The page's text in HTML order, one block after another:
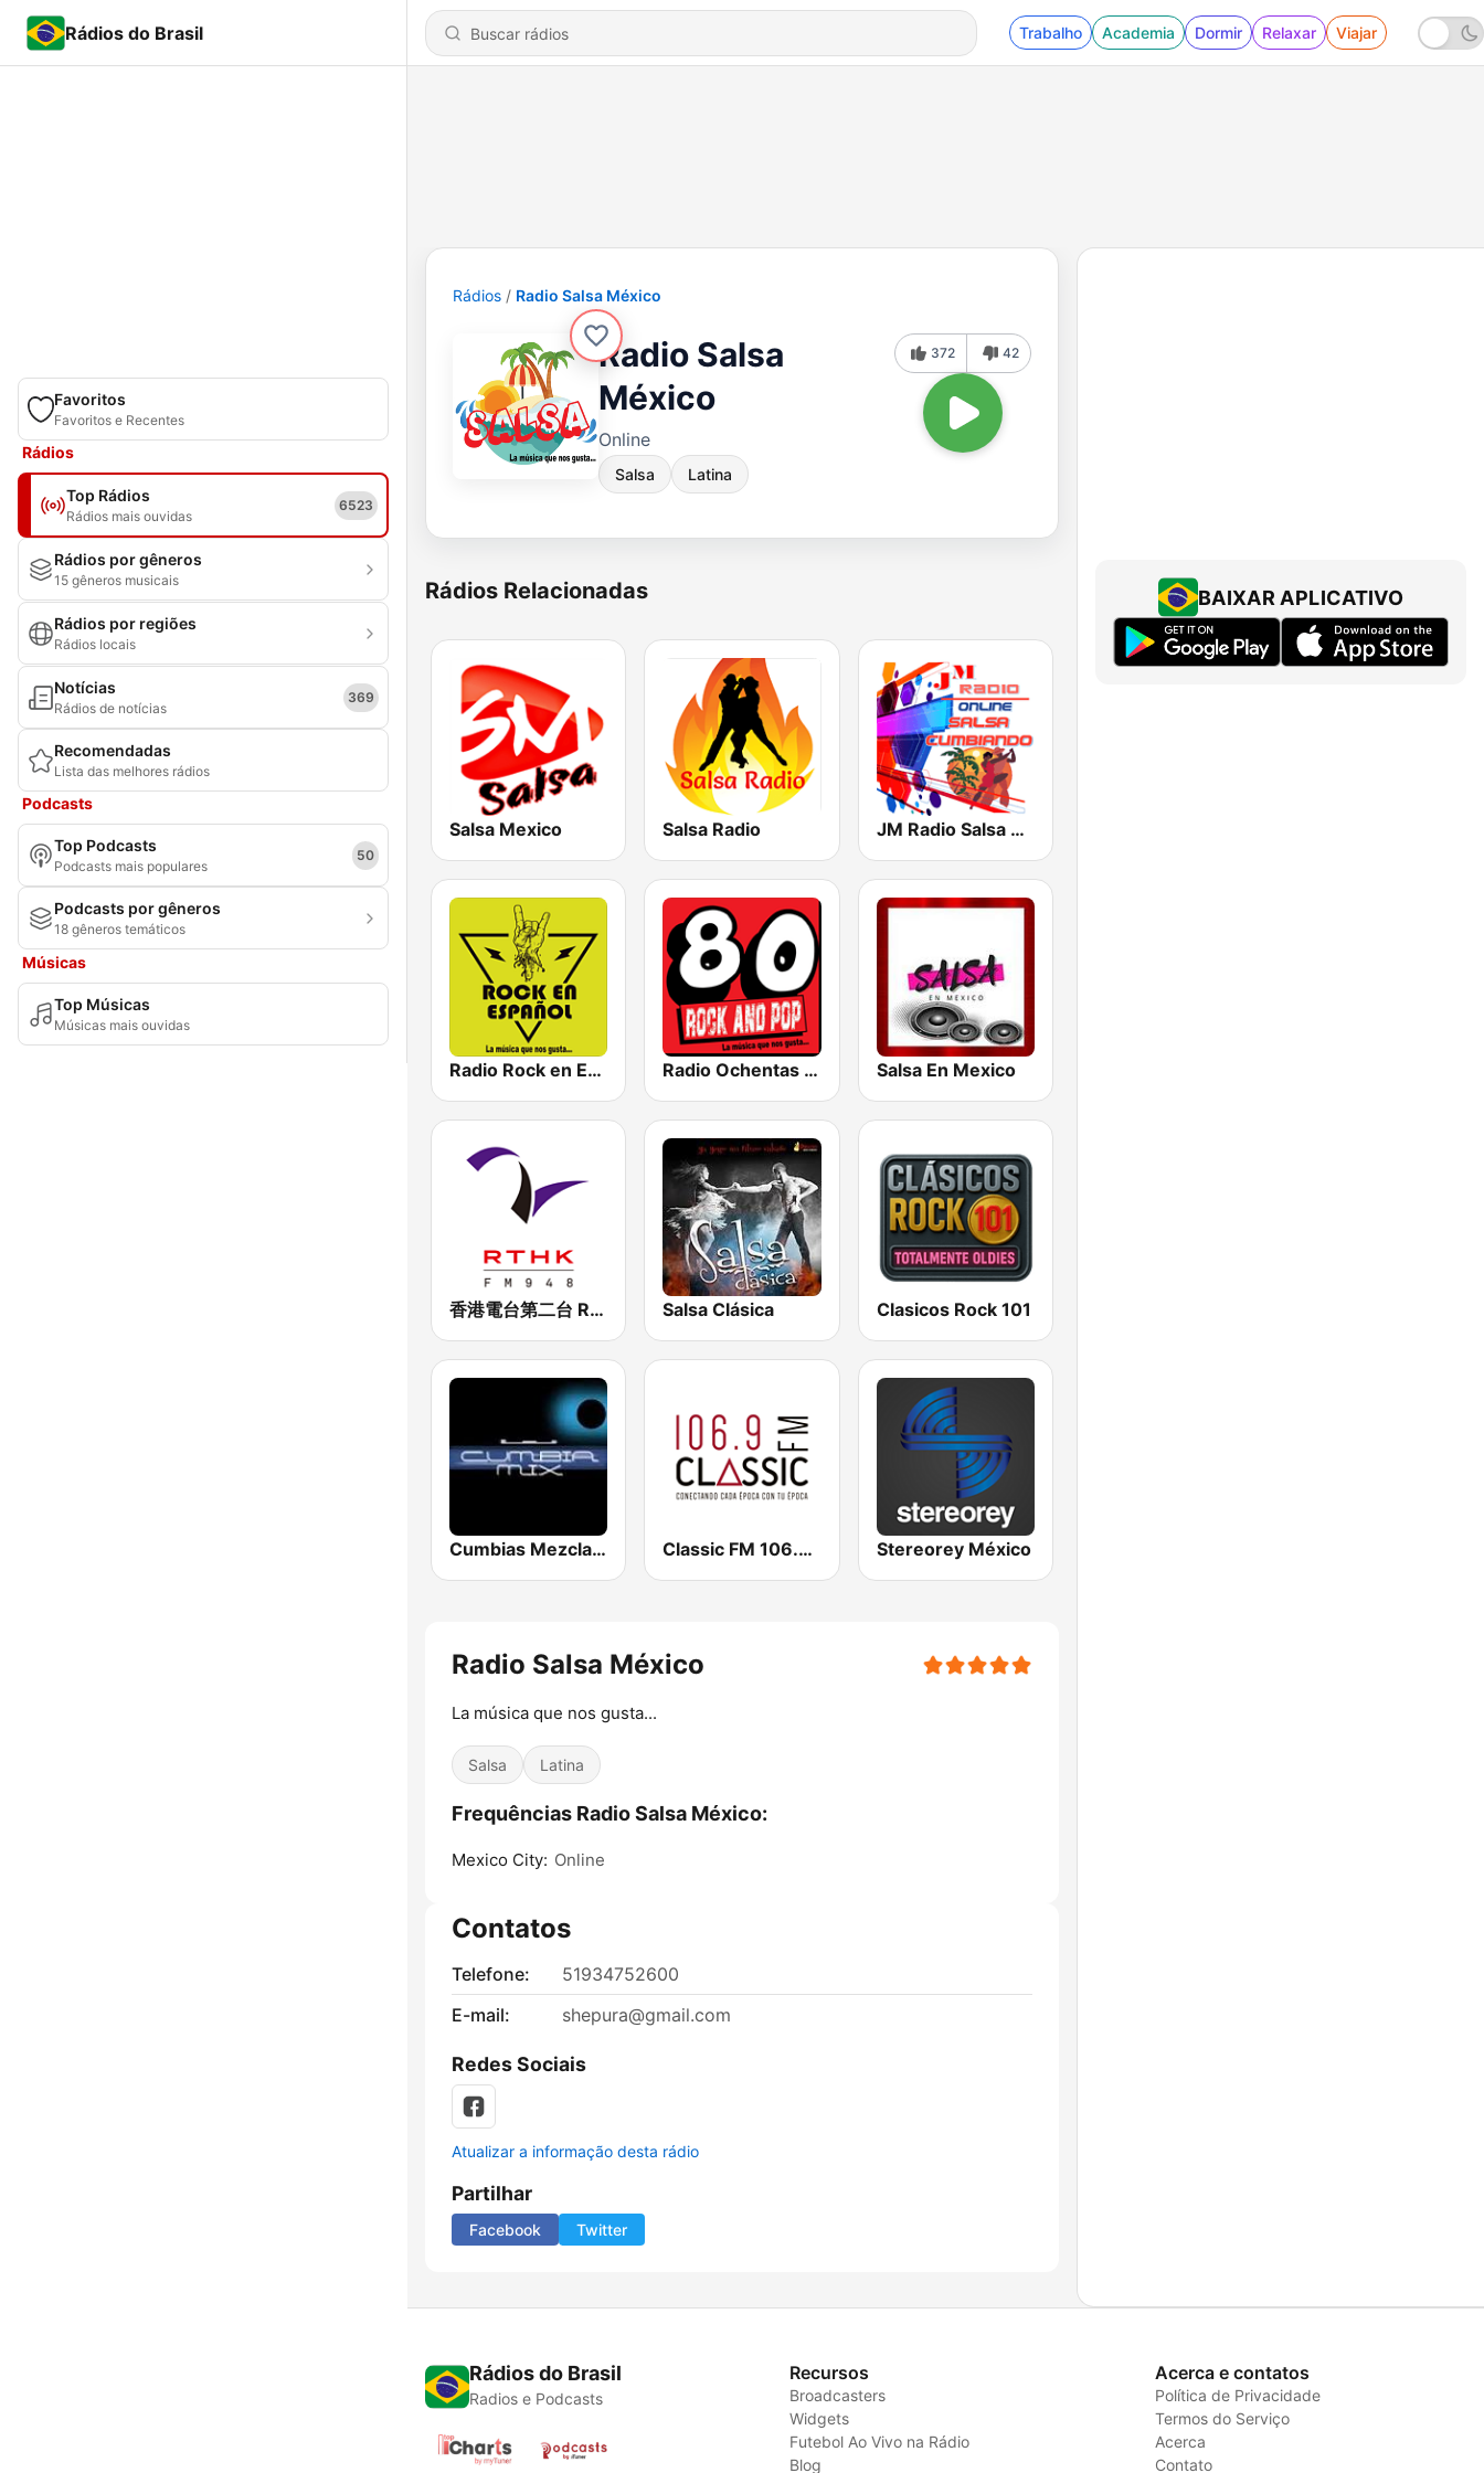
Rádios do Brasil Trabalho Academia Dormir Relaxar Viajar
Favoritos
Favoritos e Recentes
Rádios
Top Rádios
Rádios mais ouvidas
6523
Rádios por gêneros
15 gêneros musicais
Rádios por regiões
Rádios locais
Notícias
Rádios de notícias
369
Recomendadas
Lista das melhores rádios
Podcasts
Top Podcasts
Podcasts mais populares
50
Podcasts por gêneros
18 gêneros temáticos
Músicas
Top Músicas
Músicas mais ouvidas
Rádios Radio Salsa México
Radio Salsa
México
Online
Salsa Latina
372 42
Rádios Relacionadas
Salsa Mexico Salsa Radio JM Radio Salsa Cumbiando
Radio Rock en Español México Radio Ochentas México Salsa En Mexico
香港電台第二台 RTHK Radio 2 Salsa Clásica Clasicos Rock 101
Cumbias Mezcladas Classic FM 106.9 | Monterrey Stereorey México
Radio Salsa México
La música que nos gusta...
Salsa Latina
Frequências Radio Salsa México:
Mexico City: Online
Contatos
Telefone:
51934752600
E-mail:
shepura@gmail.com
Redes Sociais
Atualizar a informação desta rádio
Partilhar
Facebook Twitter
BAIXAR APLICATIVO
Rádios do Brasil
Radios e Podcasts
Recursos
Broadcasters
Widgets
Futebol Ao Vivo na Rádio
Blog
Acerca e contatos
Política de Privacidade
Termos do Serviço
Acerca
Contato